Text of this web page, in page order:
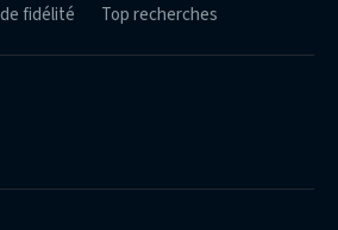
fidélité Top recherches